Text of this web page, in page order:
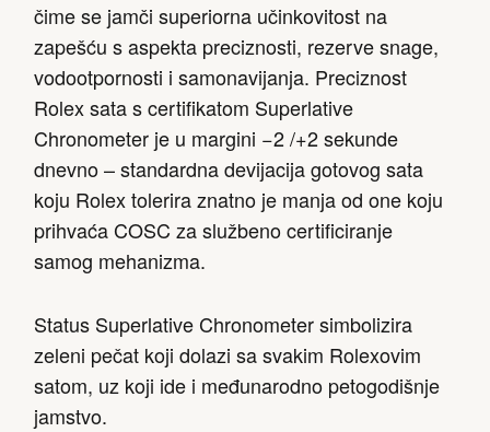
čime se jamči superiorna učinkovitost na
zapešću s aspekta preciznosti, rezerve snage,
vodootpornosti i samonavijanja. Preciznost
Rolex sata s certifikatom Superlative
Chronometer je u margini −2 /+2 sekunde
dnevno – standardna devijacija gotovog sata
koju Rolex tolerira znatno je manja od one koju
prihvaća COSC za službeno certificiranje
samog mehanizma.
Status Superlative Chronometer simbolizira
zeleni pečat koji dolazi sa svakim Rolexovim
satom, uz koji ide i međunarodno petogodišnje
jamstvo.